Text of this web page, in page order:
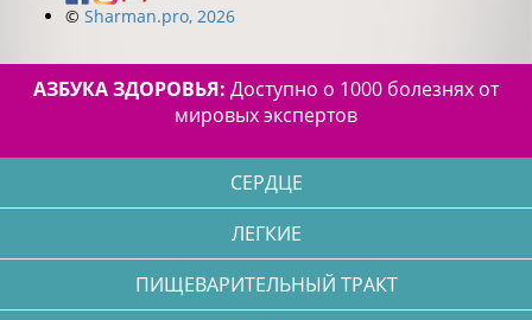
© Sharman.pro, 2026
АЗБУКА ЗДОРОВЬЯ: Доступно о 1000 болезнях от
мировых экспертов
СЕРДЦЕ
ЛЕГКИЕ
ПИЩЕВАРИТЕЛЬНЫЙ ТРАКТ